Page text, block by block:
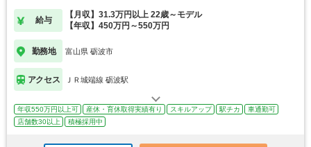
給与
【月収】31.3万円以上 22歳～モデル
【年収】450万円～550万円
勤務地 富山県 砺波市
アクセス ＪＲ城端線 砺波駅
年収550万円以上可 産休・育休取得実績有り スキルアップ 駅チカ
車通勤可
店舗数30以上
積極採用中